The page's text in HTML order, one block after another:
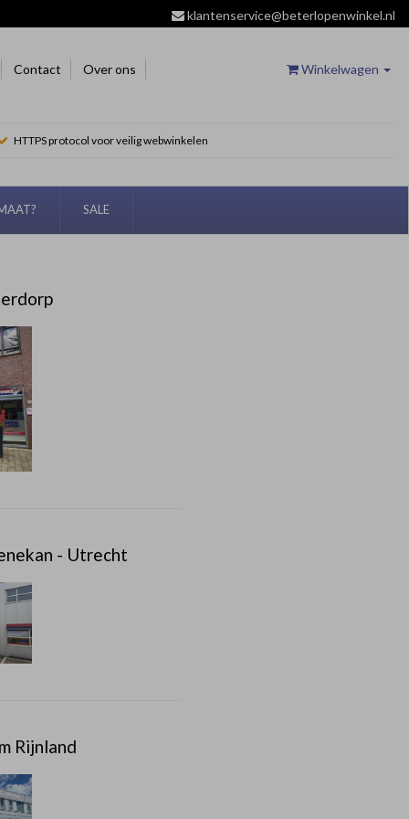
klantenservice@beterlopenwinkel.nl
Contact Over ons Winkelwagen
HTTPS protocol voor veilig webwinkelen
SALE
- Utrecht
Rijnland